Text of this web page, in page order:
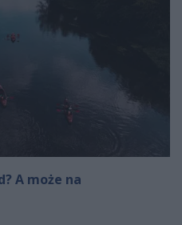
A może na